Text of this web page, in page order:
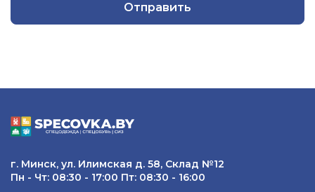
Отправить
г. Минск, ул. Илимская д. 58, Склад №12
Пн - Чт: 08:30 - 17:00 Пт: 08:30 - 16:00